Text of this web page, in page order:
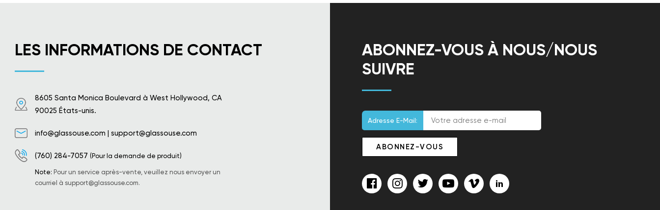
LES INFORMATIONS DE CONTACT
8605 Santa Monica Boulevard à West Hollywood, CA
90025 États-unis.
info@glassouse.com | support@glassouse.com
(760) 284-7057 (Pour la demande de produit)
Note: Pour un service après-vente, veuillez nous envoyer un
courriel à support@glassouse.com.
ABONNEZ-VOUS À NOUS/NOUS
SUIVRE
Adresse E-Mail: